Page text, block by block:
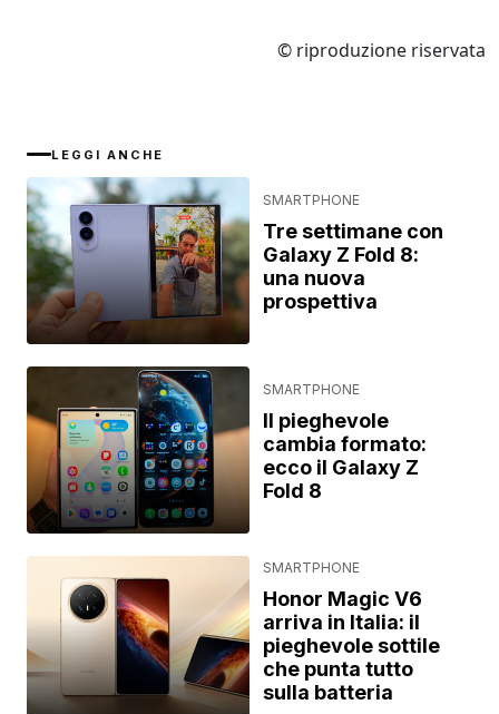
© riproduzione riservata
LEGGI ANCHE
SMARTPHONE
Tre settimane con
Galaxy Z Fold 8:
una nuova
prospettiva
SMARTPHONE
Il pieghevole
cambia formato:
ecco il Galaxy Z
Fold 8
SMARTPHONE
Honor Magic V6
arriva in Italia: il
pieghevole sottile
che punta tutto
sulla batteria